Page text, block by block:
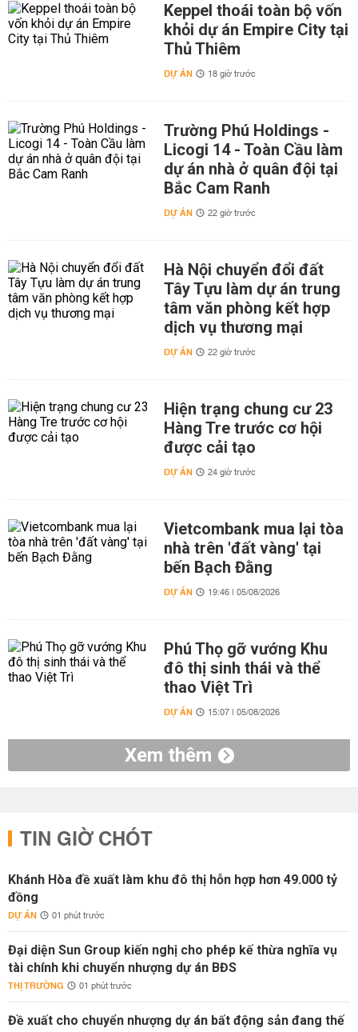
Keppel thoái toàn bộ vốn
khỏi dự án Empire City tại
Thủ Thiêm
DỰ ÁN 18 giờ trước
Trường Phú Holdings -
Licogi 14 - Toàn Cầu làm
dự án nhà ở quân đội tại
Bắc Cam Ranh
DỰ ÁN 22 giờ trước
Hà Nội chuyển đổi đất
Tây Tựu làm dự án trung
tâm văn phòng kết hợp
dịch vụ thương mại
DỰ ÁN 22 giờ trước
Hiện trạng chung cư 23
Hàng Tre trước cơ hội
được cải tạo
DỰ ÁN 24 giờ trước
Vietcombank mua lại tòa
nhà trên 'đất vàng' tại
bến Bạch Đằng
DỰ ÁN 19:46 | 05/08/2026
Phú Thọ gỡ vướng Khu
đô thị sinh thái và thể
thao Việt Trì
DỰ ÁN 15:07 | 05/08/2026
Xem thêm
TIN GIỜ CHÓT
Khánh Hòa đề xuất làm khu đô thị hỗn hợp hơn 49.000 tỷ
đồng
DỰ ÁN 01 phút trước
Đại diện Sun Group kiến nghị cho phép kế thừa nghĩa vụ
tài chính khi chuyển nhượng dự án BĐS
THỊ TRƯỜNG 01 phút trước
Đề xuất cho chuyển nhượng dự án bất động sản đang thế